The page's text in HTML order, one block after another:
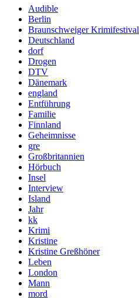
Audible
Berlin
Braunschweiger Krimifestival
Deutschland
dorf
Drogen
DTV
Dänemark
england
Entführung
Familie
Finnland
Geheimnisse
gre
Großbritannien
Hörbuch
Insel
Interview
Island
Jahr
kk
Krimi
Kristine
Kristine Greßhöner
Leben
London
Mann
mord